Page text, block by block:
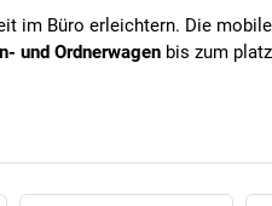
im Büro erleichtern. Die
und Ordnerwagen bis zum